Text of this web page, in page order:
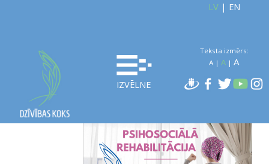
IZVĒLNE
LV| EN
Teksta izmērs:
A| A| A